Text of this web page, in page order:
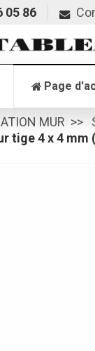
05 86
Page
MUR
tige 4 x 4